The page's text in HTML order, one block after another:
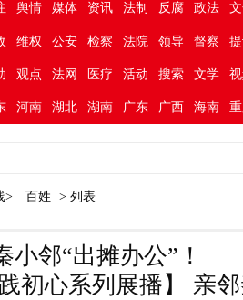
舆情 媒体 资讯 法制 反腐 政法
维权 公安 检察 法院 领导 督察
观点 法网 医疗 活动 搜索 文学
河南 湖北 湖南 广东 广西 海南
> 百姓 > 列表
邻“出摊办公”！
践初心系列展播】